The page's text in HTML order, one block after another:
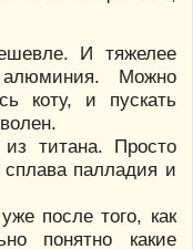
И тяжелее
алюминия. Можно
коту, и пускать
титана. Просто
сплава палладия и
после того, как
понятно какие